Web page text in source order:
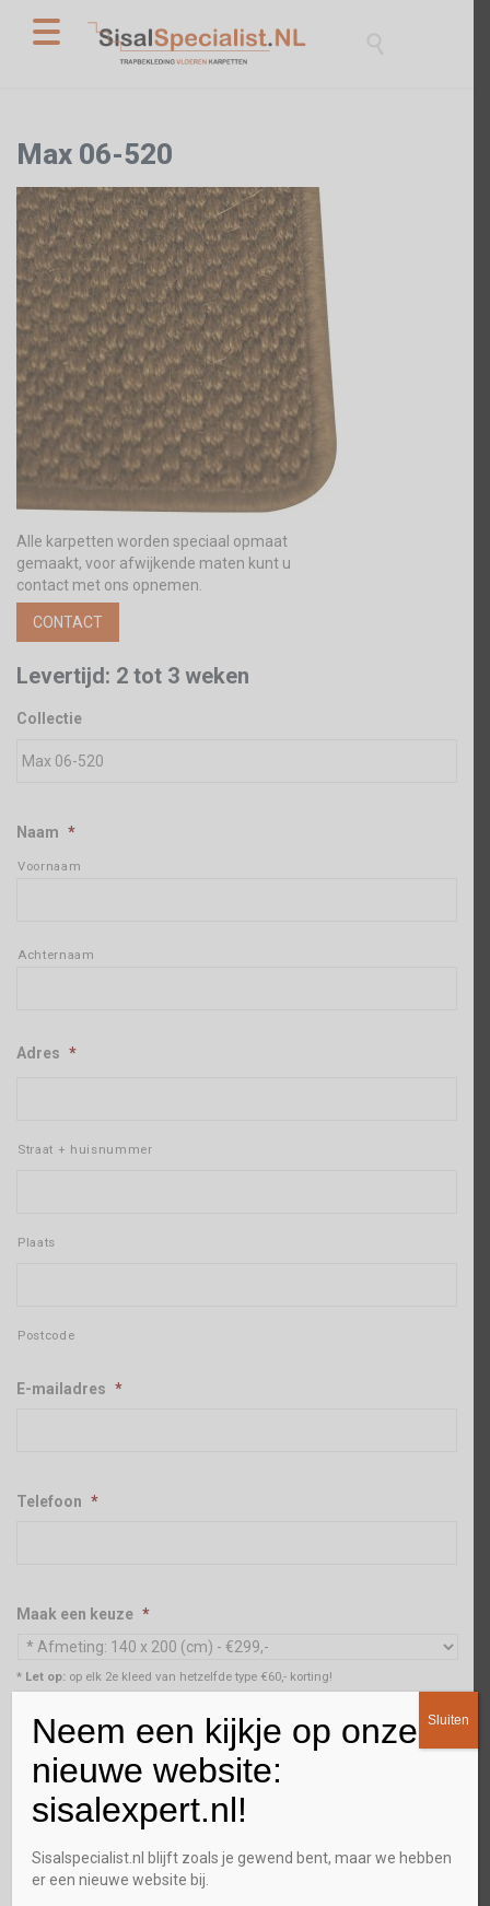
Max 06-520
Alle karpetten worden speciaal opmaat
gemaakt, voor afwijkende maten kunt u
contact met ons opnemen.
CONTACT
Levertijd: 2 tot 3 weken
Collectie
Naam *
Voornaam
Achternaam
Adres *
Straat + huisnummer
Plaats
Postcode
E-mailadres *
Telefoon *
Maak een keuze *
* Let op: op elk 2e kleed van hetzelfde type €60,- korting!
Aantal
Neem een kijkje op onze
nieuwe website:
sisalexpert.nl!
Sisalspecialist.nl blijft zoals je gewend bent, maar we hebben
er een nieuwe website bij.
Sluiten